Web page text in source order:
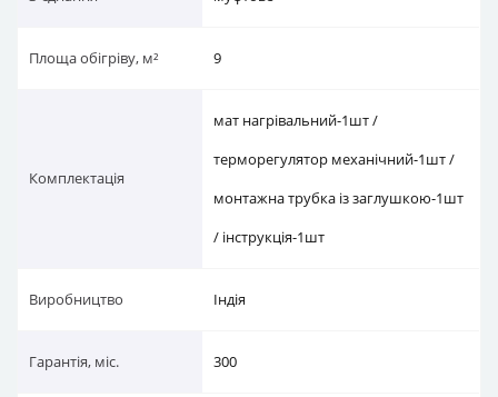
Площа обігріву, м² 9
Комплектація
мат нагрівальний-1шт /
терморегулятор механічний-1шт /
монтажна трубка із заглушкою-1шт
/ інструкція-1шт
Виробництво Індія
Гарантія, міс. 300